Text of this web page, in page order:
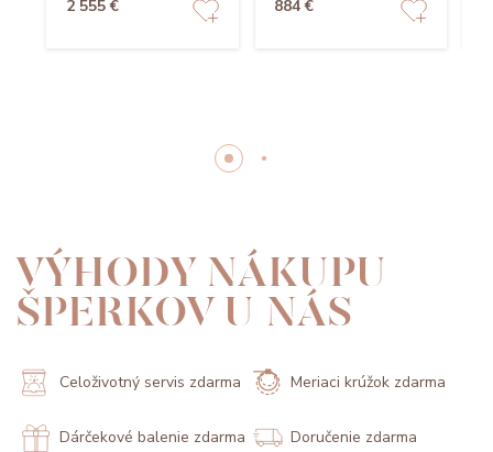
2 555 €
884 €
VÝHODY NÁKUPU
ŠPERKOV U NÁS
Celoživotný servis zdarma Meriaci krúžok zdarma
Dárčekové balenie zdarma Doručenie zdarma